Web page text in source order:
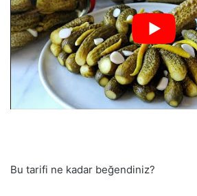
Bu tarifi ne kadar beğendiniz?